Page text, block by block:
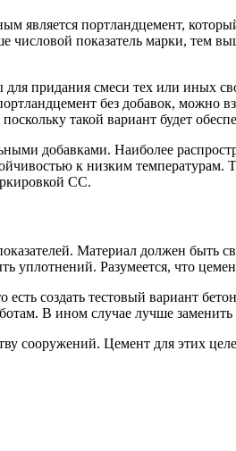
является портландцемент,
показатель марки, тем
придания смеси тех или иных
без добавок, можно
такой вариант будет
добавками. Наиболее
к низким
СС.
Материал должен быть
Разумеется, что
создать тестовый вариант
В ином случае лучше заменить
сооружений. Цемент для этих